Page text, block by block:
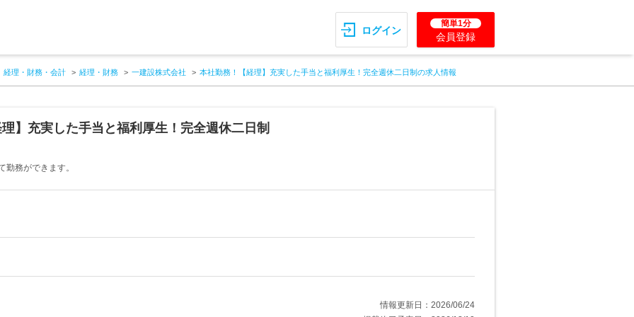
ログイン
簡単1分
会員登録
経理・財務・会計 経理・財務 一建設株式会社 本社勤務！【経理】充実した手当と福利厚生！完全週休二日制の求人情報
】充実した手当と福利厚生！完全週休二日制
務ができます。
情報更新日：2026/06/24